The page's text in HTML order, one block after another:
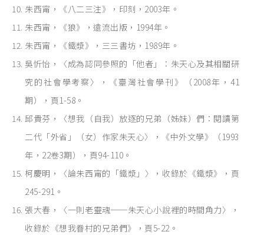
朱西甯，《八二三注》，印刻，2003年。
朱西甯，《狼》，遠流出版，1994年。
朱西甯，《鐵漿》，三三書坊，1989年。
吳忻怡，〈成為認同參照的「他者」：朱天心及其相關研
究的社會學考察〉，《臺灣社會學刊》（2008年，41
期），頁1-58。
邱貴芬，〈想我（自我）放逐的兄弟（姊妹）們：閱讀第
二代「外省」（女）作家朱天心〉，《中外文學》（1993
年，22卷3期），頁94-110。
柯慶明，〈論朱西甯的「鐵漿」〉，收錄於《鐵漿》，頁
245-291。
張大春，〈一則老靈魂──朱天心小說裡的時間角力〉，
收錄於《想我眷村的兄弟們》，頁5-22。